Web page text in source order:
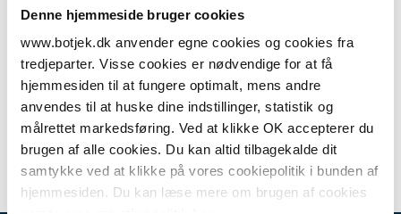
Denne hjemmeside bruger cookies
www.botjek.dk anvender egne cookies og cookies fra
tredjeparter. Visse cookies er nødvendige for at få
hjemmesiden til at fungere optimalt, mens andre
anvendes til at huske dine indstillinger, statistik og
målrettet markedsføring. Ved at klikke OK accepterer du
brugen af alle cookies. Du kan altid tilbagekalde dit
samtykke ved at klikke på vores cookiepolitik i bunden af
hjemmesiden. Du kan læse mere om brugen af cookies
Bruno Harald Philipson er bygningssagkyndig og
energikonsulent hosBotjek Center
SydvestjyllandogBotjek Center Sønderjylland